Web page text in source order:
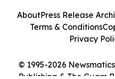
© 1995-2026
Publishing & The Guam
AboutPress Release
Terms & Conditions
Privacy